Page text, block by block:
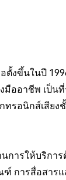
ตั้งขึ้นในปี
มืออาชีพ เป็น
ทรอนิกส์เสียง
นการให้บริกา
ฑ์ การสื่อสาร